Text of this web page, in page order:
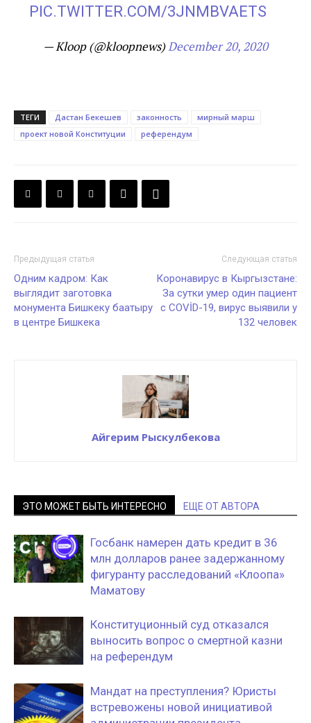
PIC.TWITTER.COM/3JNMBVAETS
— Kloop (@kloopnews)December 20, 2020
ТЕГИ Дастан Бекешев законность
мирный марш
проект новой Конституции
референдум
Предыдущая статья
Одним кадром: Как
выглядит заготовка
монумента Бишкеку баатыру
в центре Бишкека
Следующая статья
Коронавирус в Кыргызстане:
За сутки умер один пациент
с COVİD-19, вирус выявили у
132 человек
Айгерим Рыскулбекова
ЭТО МОЖЕТ БЫТЬ ИНТЕРЕСНО ЕЩЕ ОТ АВТОРА
Госбанк намерен дать кредит в 36
млн долларов ранее задержанному
фигуранту расследований «Клоопа»
Маматову
Конституционный суд отказался
выносить вопрос о смертной казни
на референдум
Мандат на преступления? Юристы
встревожены новой инициативой